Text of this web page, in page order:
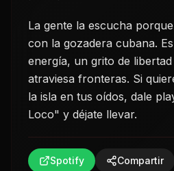
La gente la escucha
con la gozadera cubana.
energía, un grito de
atraviesa fronteras. Si
la isla en tus oídos, dale
Loco" y déjate llevar.
Spotify Compartir